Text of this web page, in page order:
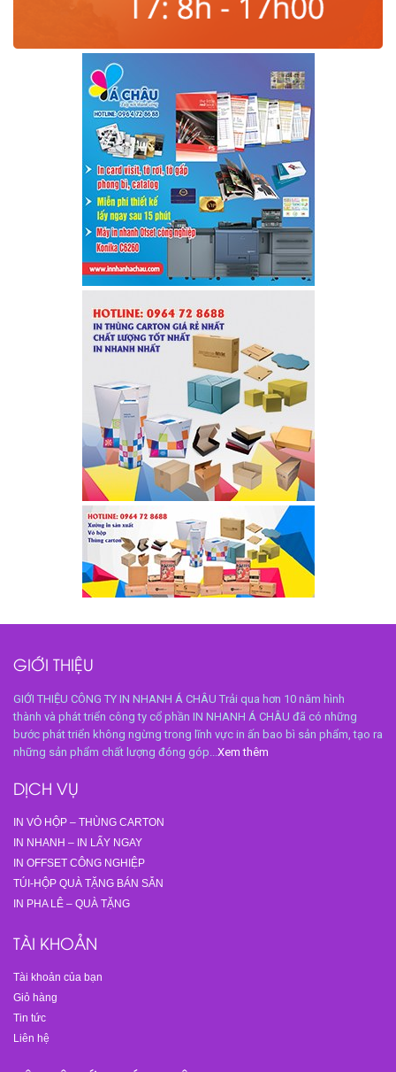
GIỚI THIỆU
GIỚI THIỆU CÔNG TY IN NHANH Á CHÂU Trải qua hơn 10 năm hình
thành và phát triển công ty cổ phần IN NHANH Á CHÂU đã có những
bước phát triển không ngừng trong lĩnh vực in ấn bao bì sản phẩm, tạo ra
những sản phẩm chất lượng đóng góp... Xem thêm
DỊCH VỤ
IN VỎ HỘP – THÙNG CARTON
IN NHANH – IN LẤY NGAY
IN OFFSET CÔNG NGHIỆP
TÚI-HỘP QUÀ TẶNG BÁN SẴN
IN PHA LÊ – QUÀ TẶNG
TÀI KHOẢN
Tài khoản của bạn
Giỏ hàng
Tin tức
Liên hệ